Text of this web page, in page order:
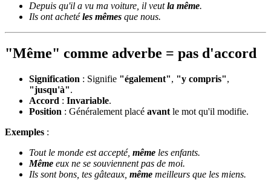
Depuis qu'il a vu ma voiture, il veutla même.
Ils ont achetéles mêmes que nous.
"Même" comme adverbe = pas d'accord
Signification : Signifie "également", "y compris",
"jusqu'à".
Accord : Invariable.
Position : Généralement placé avant le mot qu'il modifie.
Exemples :
Tout le monde est accepté, même les enfants.
Même eux ne se souviennent pas de moi.
Ils sont bons, tes gâteaux, même meilleurs que les miens.